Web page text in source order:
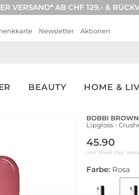
VERSAND* AB CHF 129,- &
Newsletter Aktionen
BEAUTY HOME &
BOBBI BROWN
Lipgloss -
45.90
inkl. Mwst zzgl.
Farbe: Rosa